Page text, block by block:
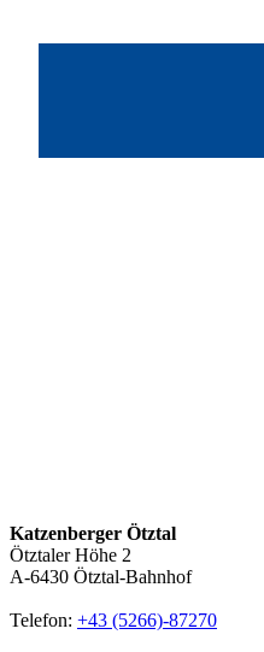
Katzenberger Ötztal
Ötztaler Höhe 2
A-6430 Ötztal-Bahnhof
Telefon: +43 (5266)-87270